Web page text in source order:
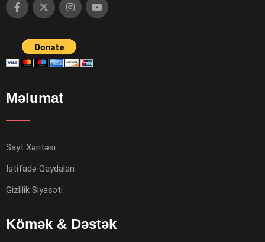
Məlumat
Sayt Xəritəsi
İstifadə Qaydaları
Gizlilik Siyasəti
Kömək & Dəstək